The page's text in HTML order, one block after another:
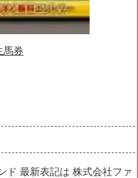
馬券
ド 最新表記は 株式会社ファ